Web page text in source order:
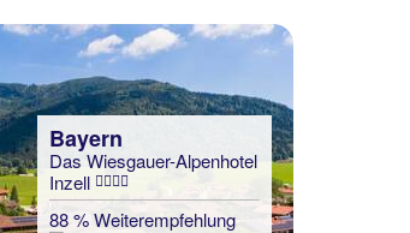
Bayern
Das Wiesgauer-Alpenhotel
Inzell
88 % Weiterempfehlung